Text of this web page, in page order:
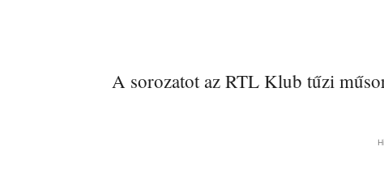
A sorozatot az RTL Klub tűzi